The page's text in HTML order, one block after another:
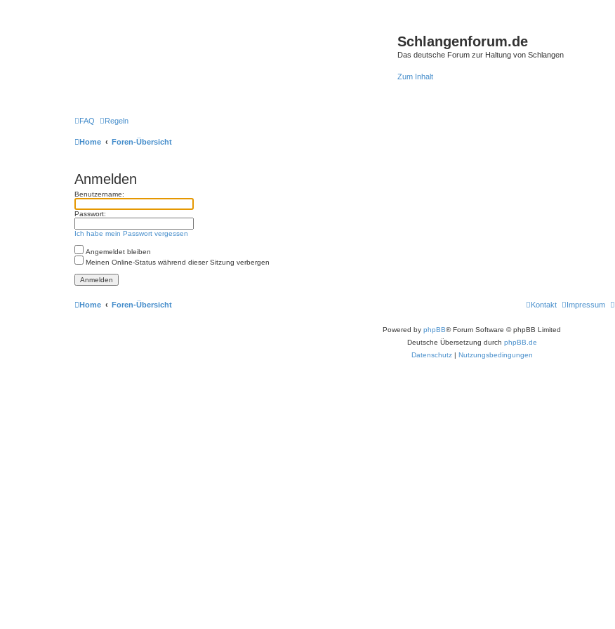
Schlangenforum.de
Das deutsche Forum zur Haltung von Schlangen
Zum Inhalt
FAQ Regeln
Home Foren-Übersicht
Anmelden
Benutzername:
Passwort:
Ich habe mein Passwort vergessen
Angemeldet bleiben
Meinen Online-Status während dieser Sitzung verbergen
Home Foren-Übersicht Impressum
Kontakt
Powered by phpBB® Forum Software © phpBB Limited
Deutsche Übersetzung durch phpBB.de
Datenschutz | Nutzungsbedingungen